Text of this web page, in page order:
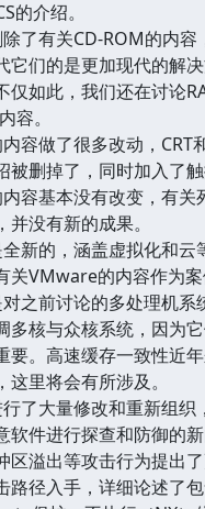
的介绍。
了有关CD-ROM的内容
它们的是更加现代的解
仅如此，我们还在讨论
容。
容做了很多改动，CRT
被删掉了，同时加入了触
容基本没有改变，有关
并没有新的成果。
新的，涵盖虚拟化和云
关VMware的内容作为案
之前讨论的多处理机系
多核与众核系统，因为
要。高速缓存一致性近
这里将会有所涉及。
了大量修改和重新组织
软件进行探查和防御的
区溢出等攻击行为提出
路径入手，详细论述了